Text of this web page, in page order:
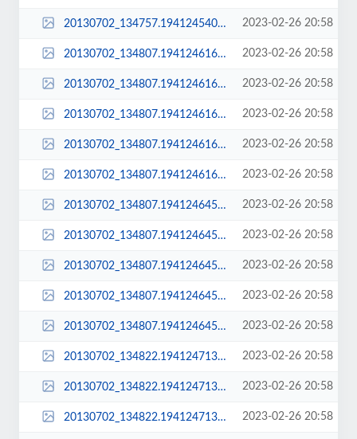
20130702_134757.194124540_std.jpg 2023-02-26 20:58
20130702_134807.194124616.jpg 2023-02-26 20:58
20130702_134807.194124616_large.jpg 2023-02-26 20:58
20130702_134807.194124616_sq_thumb_m.jpg 2023-02-26 20:58
20130702_134807.194124616_sq_thumb_s.jpg 2023-02-26 20:58
20130702_134807.194124616_std.jpg 2023-02-26 20:58
20130702_134807.194124645.jpg 2023-02-26 20:58
20130702_134807.194124645_large.jpg 2023-02-26 20:58
20130702_134807.194124645_sq_thumb_m.jpg 2023-02-26 20:58
20130702_134807.194124645_sq_thumb_s.jpg 2023-02-26 20:58
20130702_134807.194124645_std.jpg 2023-02-26 20:58
20130702_134822.194124713.jpg 2023-02-26 20:58
20130702_134822.194124713_large.jpg 2023-02-26 20:58
20130702_134822.194124713_sq_thumb_m.jpg 2023-02-26 20:58